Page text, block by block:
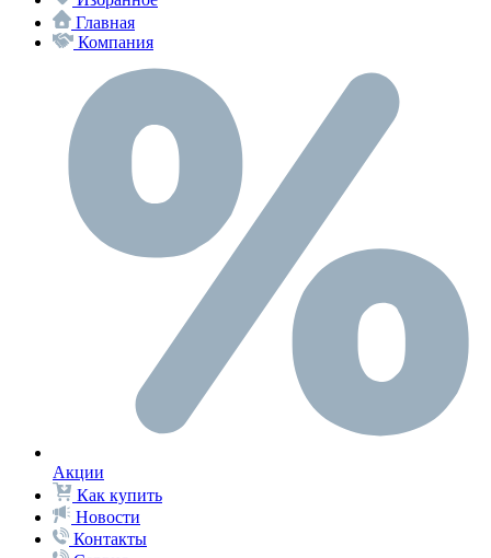
Главная
Компания
Акции
Как купить
Новости
Контакты